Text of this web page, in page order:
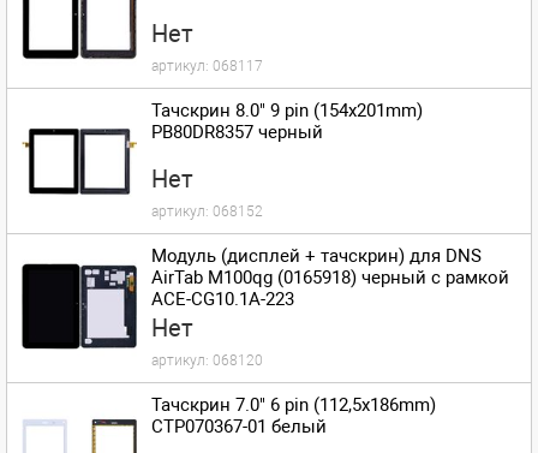
Нет
артикул: 068117
Тачскрин 8.0" 9 pin (154x201mm)
PB80DR8357 черный
Нет
артикул: 068152
Модуль (дисплей + тачскрин) для DNS
AirTab M100qg (0165918) черный с рамкой
ACE-CG10.1A-223
Нет
артикул: 068120
Тачскрин 7.0" 6 pin (112,5x186mm)
CTP070367-01 белый